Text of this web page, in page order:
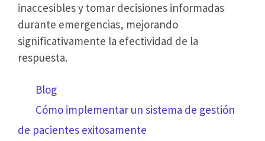
inaccesibles y tomar decisiones informadas
durante emergencias, mejorando
significativamente la efectividad de la
respuesta.
Categorías
Blog
Navegación
por
Cómo implementar un sistema de gestión
de pacientes exitosamente